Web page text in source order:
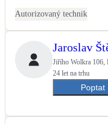
Kotle
Pouze
Autorizovaný technik
Jaroslav
Jiřího Wolkra 106,
24 let na trhu
Poptat